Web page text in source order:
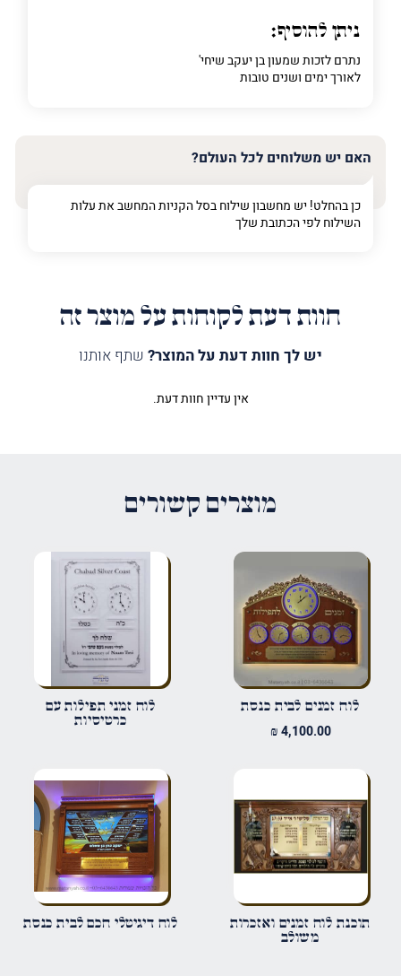
ניתן להוסיף:
נתרם לזכות שמעון בן יעקב שיחי'
לאורך ימים ושנים טובות
האם יש משלוחים לכל העולם?
כן בהחלט! יש מחשבון שילוח בסל הקניות המחשב את עלות
השילוח לפי הכתובת שלך
חוות דעת לקוחות על מוצר זה
יש לך חוות דעת על המוצר? שתף אותנו
הביקורת שלך*
שם*
שמור בדפדפן זה את השם, האימייל והאתר שלי לפעם הבאה שאגיב.
אין עדיין חוות דעת.
מוצרים קשורים
לוח זמנים לבית כנסת
₪4,100.00
לוח זמני תפילות עם
כרטיסיות
תוכנת לוח זמנים ואזכרות
משולב
לוח דיגיטלי חכם לבית כנסת